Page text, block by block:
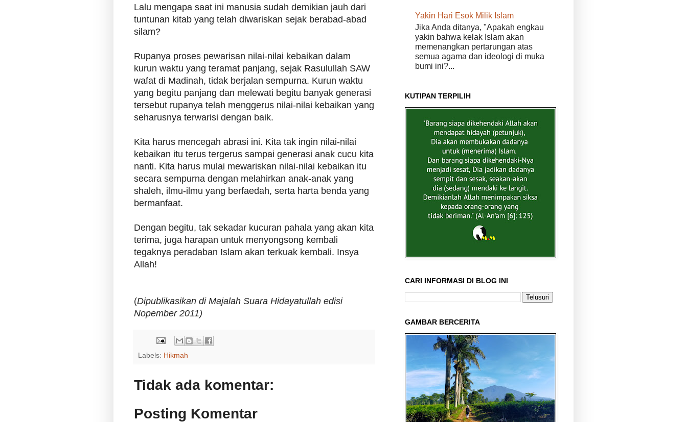
Lalu mengapa saat ini manusia sudah demikian jauh dari
tuntunan kitab yang telah diwariskan sejak berabad-abad
silam?
Rupanya proses pewarisan nilai-nilai kebaikan dalam
kurun waktu yang teramat panjang, sejak Rasulullah SAW
wafat di Madinah, tidak berjalan sempurna. Kurun waktu
yang begitu panjang dan melewati begitu banyak generasi
tersebut rupanya telah menggerus nilai-nilai kebaikan yang
seharusnya terwarisi dengan baik.
Kita harus mencegah abrasi ini. Kita tak ingin nilai-nilai
kebaikan itu terus tergerus sampai generasi anak cucu kita
nanti. Kita harus mulai mewariskan nilai-nilai kebaikan itu
secara sempurna dengan melahirkan anak-anak yang
shaleh, ilmu-ilmu yang berfaedah, serta harta benda yang
bermanfaat.
Dengan begitu, tak sekadar kucuran pahala yang akan kita
terima, juga harapan untuk menyongsong kembali
tegaknya peradaban Islam akan terkuak kembali. Insya
Allah!
(Dipublikasikan di Majalah Suara Hidayatullah edisi
Nopember 2011)
Labels: Hikmah
Tidak ada komentar:
Posting Komentar
Yakin Hari Esok Milik Islam
Jika Anda ditanya, "Apakah engkau
yakin bahwa kelak Islam akan
memenangkan pertarungan atas
semua agama dan ideologi di muka
bumi ini?...
KUTIPAN TERPILIH
CARI INFORMASI DI BLOG INI
GAMBAR BERCERITA